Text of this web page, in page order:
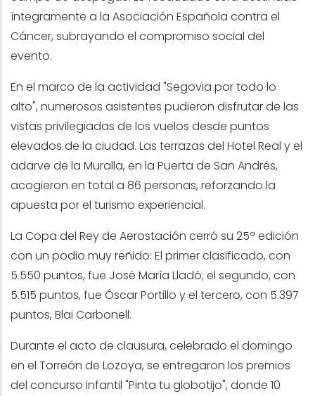
íntegramente a la Asociación Española contra el
Cáncer, subrayando el compromiso social del
evento.
En el marco de la actividad "Segovia por todo lo
alto", numerosos asistentes pudieron disfrutar de las
vistas privilegiadas de los vuelos desde puntos
elevados de la ciudad. Las terrazas del Hotel Real y el
adarve de la Muralla, en la Puerta de San Andrés,
acogieron en total a 86 personas, reforzando la
apuesta por el turismo experiencial.
La Copa del Rey de Aerostación cerró su 25ª edición
con un podio muy reñido: El primer clasificado, con
5.550 puntos, fue José María Lladó; el segundo, con
5.515 puntos, fue Óscar Portillo y el tercero, con 5.397
puntos, Blai Carbonell.
Durante el acto de clausura, celebrado el domingo
en el Torreón de Lozoya, se entregaron los premios
del concurso infantil "Pinta tu globotijo", donde 10